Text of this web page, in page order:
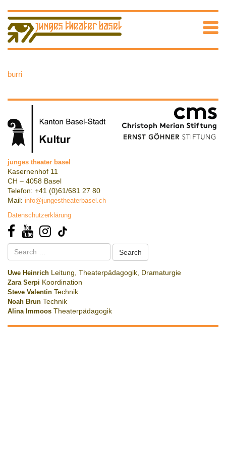
burri
junges theater basel
Kasernenhof 11
CH – 4058 Basel
Telefon: +41 (0)61/681 27 80
Mail: info@jungestheaterbasel.ch
Datenschutzerklärung
Search
for:
Uwe Heinrich Leitung, Theaterpädagogik, Dramaturgie
Zara Serpi Koordination
Steve Valentin Technik
Noah Brun Technik
Alina Immoos Theaterpädagogik